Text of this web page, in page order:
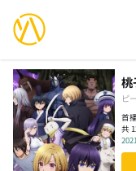
YourAnimes 你的動畫
桃
ピ
首
共